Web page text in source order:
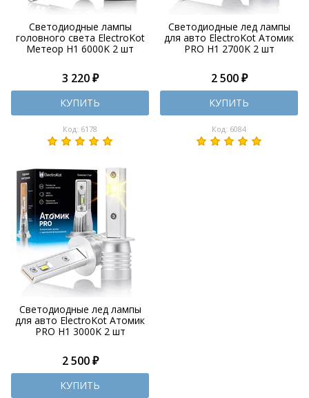
Светодиодные лампы
головного света ElectroKot
Метеор H1 6000K 2 шт
3 220 ₽
КУПИТЬ
Код: 6178
Светодиодные лед лампы
для авто ElectroKot Атомик
PRO H1 2700K 2 шт
2 500 ₽
КУПИТЬ
Код: 6084
Светодиодные лед лампы
для авто ElectroKot Атомик
PRO H1 3000K 2 шт
2 500 ₽
КУПИТЬ